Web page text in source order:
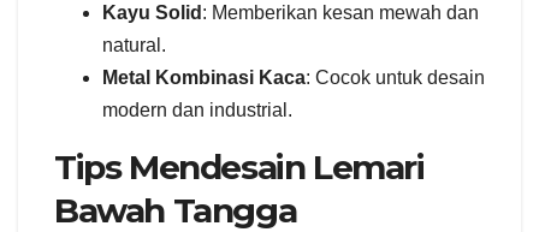
Kayu Solid : Memberikan kesan mewah dan
natural.
Metal Kombinasi Kaca: Cocok untuk desain
modern dan industrial.
Tips Mendesain Lemari
Bawah Tangga